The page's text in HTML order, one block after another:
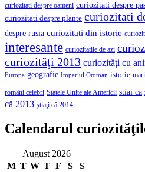
curiozitati despre oameni curiozitati despre
curiozitati despre plante curiozitati
despre rusia curiozitati din istorie
interesante curiozitatile de azi
curiozităţi 2013 curiozităţi cu
Europa geografie Imperiul Otoman istorie
români celebri Statele Unite ale Americii stiai ca
că 2013 ştiaţi că 2014
Calendarul
August 2026
M T W T F S
S